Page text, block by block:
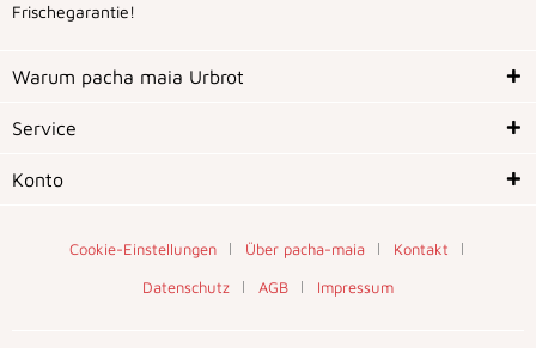
Frischegarantie!
Warum pacha maia Urbrot
Service
Konto
Cookie-Einstellungen Über pacha-maia
Kontakt
Datenschutz
AGB Impressum